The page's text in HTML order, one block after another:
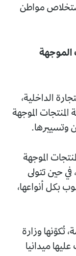
مواطن
الموجهة
الداخلية،
الموجهة
وتسييرها.
الموجهة
في حين تتولى
بكل أنواعها،
وزارة
ميدانيا